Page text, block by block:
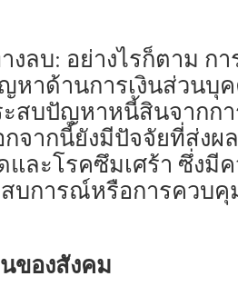
งลบ: อย่างไรก็ตาม ก
หาด้านการเงินส่วนบุ
สบปัญหาหนี้สินจากก
จากนี้ยังมีปัจจัยที่ส่ง
และโรคซึมเศร้า ซึ่งมี
บการณ์หรือการควบคุ
ของสังคม